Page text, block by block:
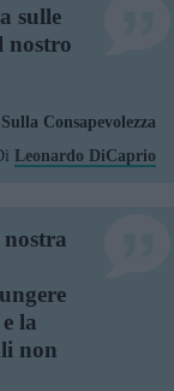
sulle
nostro
Consapevolezza
Leonardo DiCaprio
la
non